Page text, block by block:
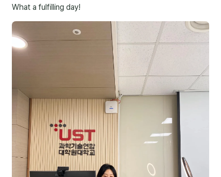
강사
김종혁
구자룡
김의중
김종무
김지혜
What a fulfilling day!